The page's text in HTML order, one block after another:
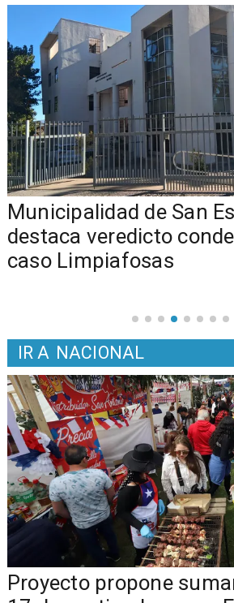
Municipalidad de San
destaca veredicto
caso Limpiafosas
IR A NACIONAL
Proyecto propone